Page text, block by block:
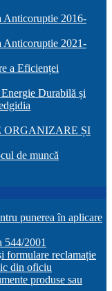
Anticoruptie 2016-
Anticoruptie 2021-
a Eficienței
Durabilă și
ȘI
de muncă
punerea în aplicare
544/2001
formulare reclamație
din oficiu
produse sau